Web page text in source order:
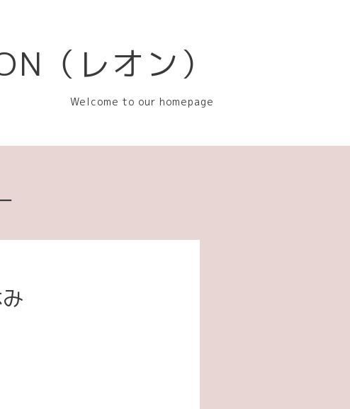
（レオン）
Welcome to our homepage